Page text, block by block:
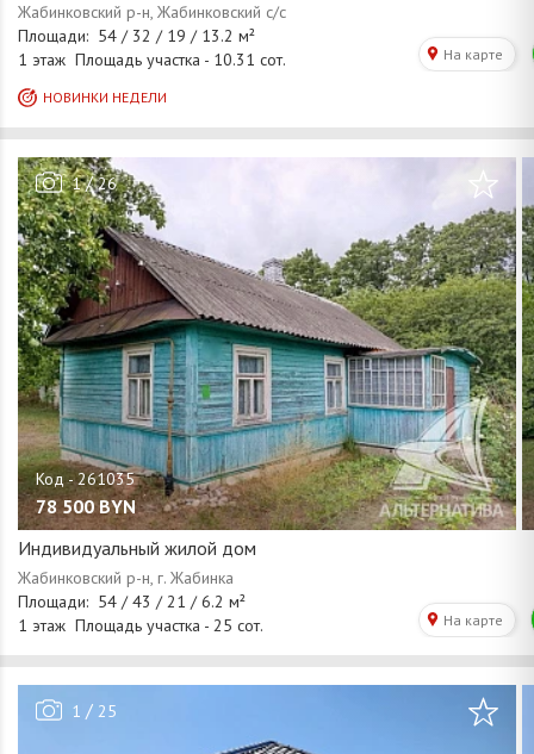
1/26
78 500 BYN
Индивидуальный жилой дом
1 / 25